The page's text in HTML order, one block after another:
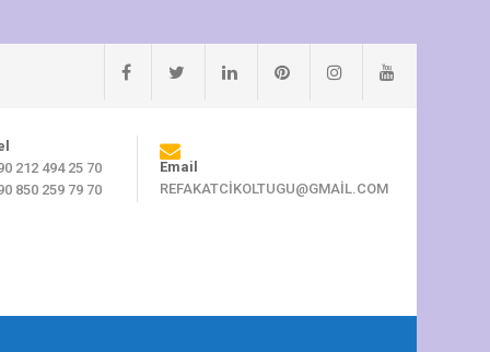
212 494 25 70
850 259 79 70
Email
REFAKATCIKOLTUGU@GMAIL.COM